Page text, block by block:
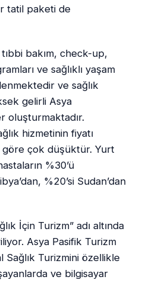
tatil paketi de
tıbbi bakım, check-up,
ve sağlıklı yaşam
ve sağlık
gelirli Asya
oluşturmaktadır.
hizmetinin fiyatı
göre çok düşüktür. Yurt
%30’ü
%20’si Sudan’dan
İçin Turizm” adı altında
Asya Pasifik Turizm
Turizmini özellikle
ve bilgisayar